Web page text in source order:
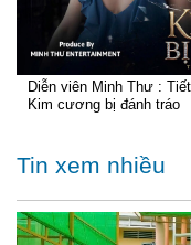
Diễn viên Minh Thư :
Kim cương bị đánh tráo
Tin xem nhiều